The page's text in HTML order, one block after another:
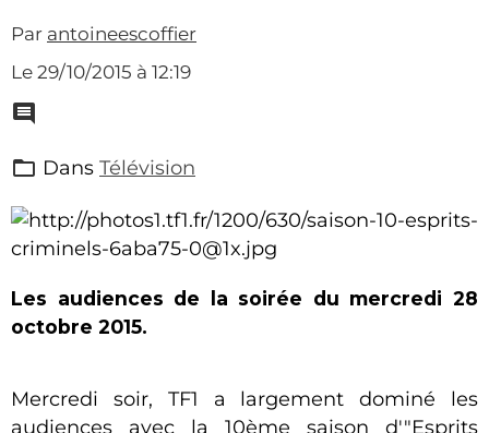
Par antoineescoffier
Le 29/10/2015 à 12:19
Dans Télévision
Les audiences de la soirée du mercredi 28
octobre 2015.
Mercredi soir, TF1 a largement dominé les
audiences avec la 10ème saison d'"Esprits